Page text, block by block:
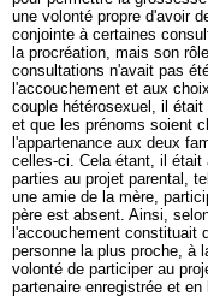
une volonté propre d'avoir
conjointe à certaines
la procréation, mais son
consultations n'avait pas
l'accouchement et aux
couple hétérosexuel, il
et que les prénoms soient
l'appartenance aux deux
celles-ci. Cela étant, il était
parties au projet parental,
une amie de la mère,
père est absent. Ainsi,
l'accouchement constituait
personne la plus proche, à
volonté de participer au
partenaire enregistrée et